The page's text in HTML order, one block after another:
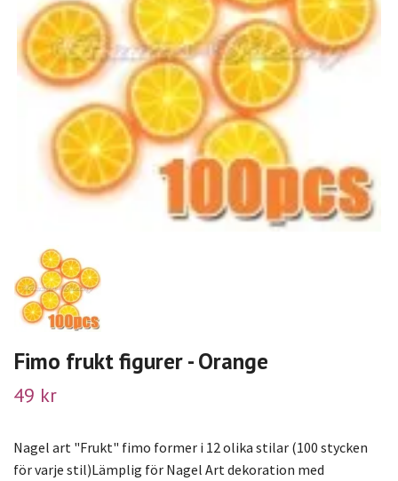
Fimo frukt figurer - Orange
49 kr
Nagel art "Frukt" fimo former i 12 olika stilar (100 stycken
för varje stil)Lämplig för Nagel Art dekoration med